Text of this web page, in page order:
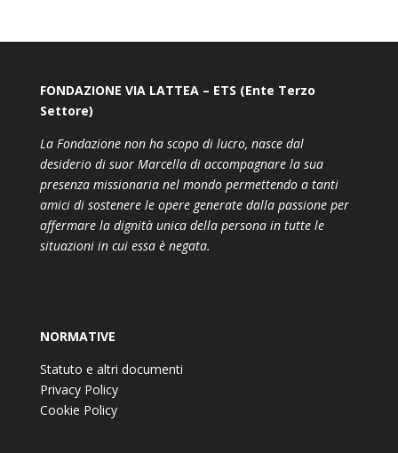
FONDAZIONE VIA LATTEA – ETS (Ente Terzo
Settore)
La Fondazione non ha scopo di lucro, nasce dal
desiderio di suor Marcella di accompagnare la sua
presenza missionaria nel mondo permettendo a tanti
amici di sostenere le opere generate dalla passione per
affermare la dignità unica della persona in tutte le
situazioni in cui essa è negata.
NORMATIVE
Statuto e altri documenti
Privacy Policy
Cookie Policy